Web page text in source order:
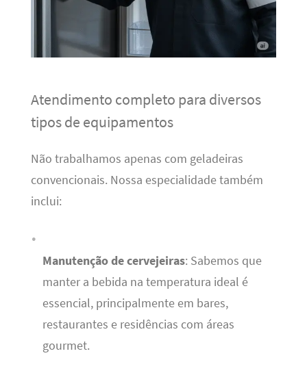
Atendimento completo para diversos
tipos de equipamentos
Não trabalhamos apenas com geladeiras
convencionais. Nossa especialidade também
inclui:
Manutenção de cervejeiras: Sabemos que
manter a bebida na temperatura ideal é
essencial, principalmente em bares,
restaurantes e residências com áreas
gourmet.